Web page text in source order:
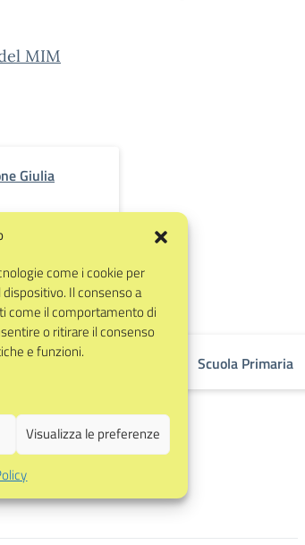
come i cookie per
Il consenso a
come il comportamento di
o ritirare il consenso
e funzioni.
Visualizza le preferenze
MIM
Giulia
Scuola Primaria
grado